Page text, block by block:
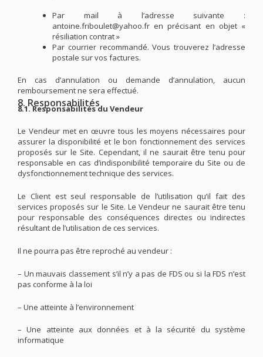
Par mail à l’adresse suivante :
antoine.friboulet@yahoo.fr en précisant en objet «
résiliation contrat »
Par courrier recommandé. Vous trouverez l’adresse
postale sur vos factures.
En cas d’annulation ou demande d’annulation, aucun
remboursement ne sera effectué.
8. Responsabilités
8.1. Responsabilités du Vendeur
Le Vendeur met en œuvre tous les moyens nécessaires pour
assurer la disponibilité et le bon fonctionnement des services
proposés sur le Site. Cependant, il ne saurait être tenu pour
responsable en cas d’indisponibilité temporaire du Site ou de
dysfonctionnement technique des services.
Le Client est seul responsable de l’utilisation qu’il fait des
services proposés sur le Site. Le Vendeur ne saurait être tenu
pour responsable des conséquences directes ou indirectes
résultant de l’utilisation de ces services.
Il ne pourra pas être reproché au vendeur :
– Un mauvais classement s’il n’y a pas de FDS ou si la FDS n’est
pas conforme à la loi
– Une atteinte à l’environnement
– Une atteinte aux données et à la sécurité du système
informatique